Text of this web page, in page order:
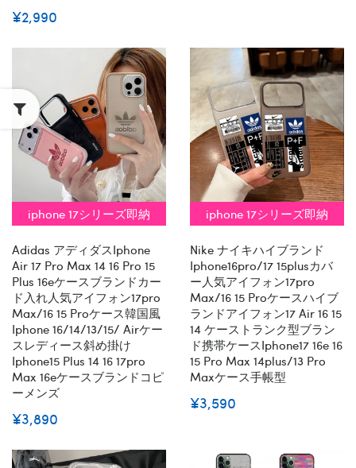
¥2,990
iphone 17シリーズ即納
Adidas アディダスiphone
Air 17 Pro Max 14 16 Pro 15
Plus 16eケースブランドカー
ド入れ人気アイフォン17pro
Max/16 15 Proケース韓国風
Iphone 16/14/13/15/ Airケー
スレディース斜め掛け
Iphone15 Plus 14 16 17pro
Max 16eケースブランドコピ
ーメンズ
¥3,890
iphone 17シリーズ即納
Nike ナイキハイブランド
Iphone16pro/17 15plusカバ
ー人気アイフォン17pro
Max/16 15 Proケースハイブ
ランドアイフォン17 Air 16 15
14 ケーストランク型ブラン
ド携帯ケースiphone17 16e 16
15 Pro Max 14plus/13 Pro
Maxケース手帳型
¥3,590